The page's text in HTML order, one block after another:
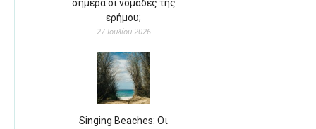
σήμερα οι νομάδες της
ερήμου;
27 Ιουλίου 2026
Singing Beaches: Οι